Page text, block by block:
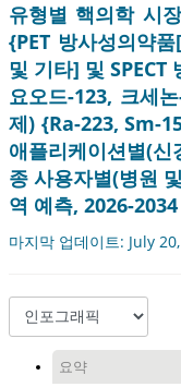
유형별 핵의학 시
{PET 방사성의약
및 기타] 및
요오드-123, 크세
제) {Ra-223, Sm-
애플리케이션별(
종 사용자별(병원
역 예측, 2026-2034
마지막 업데이트: July
요약